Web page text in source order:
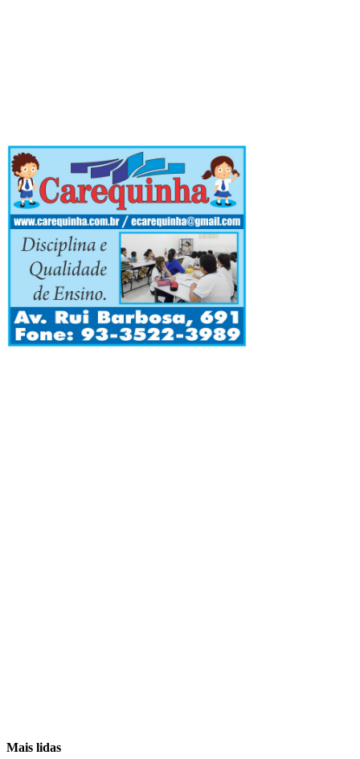
Mais lidas